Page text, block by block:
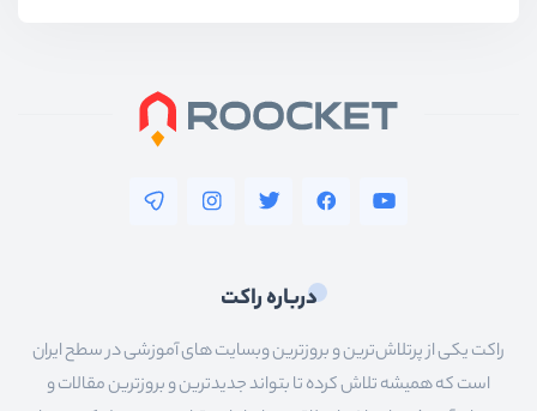
درباره راکت
راکت یکی از پرتلاش‌ترین و بروزترین وبسایت های آموزشی در سطح ایران
است که همیشه تلاش کرده تا بتواند جدیدترین و بروزترین مقالات و